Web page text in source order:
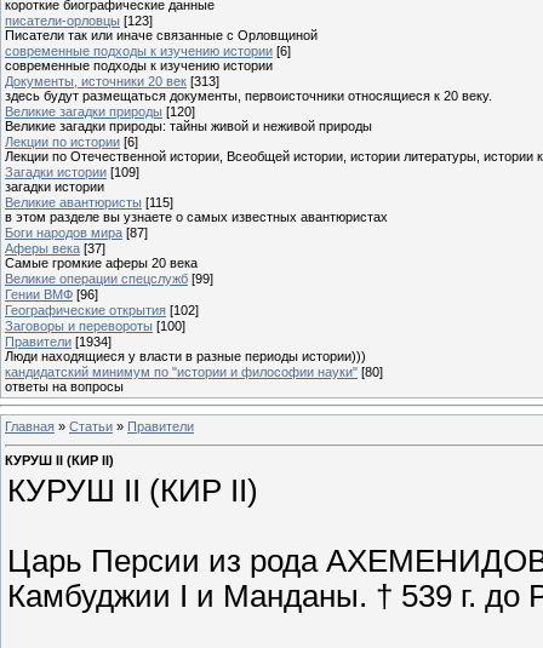
короткие биографические данные
писатели-орловцы [123]
Писатели так или иначе связанные с Орловщиной
современные подходы к изучению истории [6]
современные подходы к изучению истории
Документы, источники 20 век [313]
здесь будут размещаться документы, первоисточники относящиеся к 20 веку.
Великие загадки природы [120]
Великие загадки природы: тайны живой и неживой природы
Лекции по истории [6]
Лекции по Отечественной истории, Всеобщей истории, истории литературы, истории
Загадки истории [109]
загадки истории
Великие авантюристы [115]
в этом разделе вы узнаете о самых известных авантюристах
Боги народов мира [87]
Аферы века [37]
Самые громкие аферы 20 века
Великие операции спецслужб [99]
Гении ВМФ [96]
Географические открытия [102]
Заговоры и перевороты [100]
Правители [1934]
Люди находящиеся у власти в разные периоды истории)))
кандидатский минимум по "истории и философии науки" [80]
ответы на вопросы
Главная » Статьи » Правители
КУРУШ II (КИР II)
КУРУШ II (КИР II)
Царь Персии из рода
Камбуджии I и Манданы. † 539 г. до